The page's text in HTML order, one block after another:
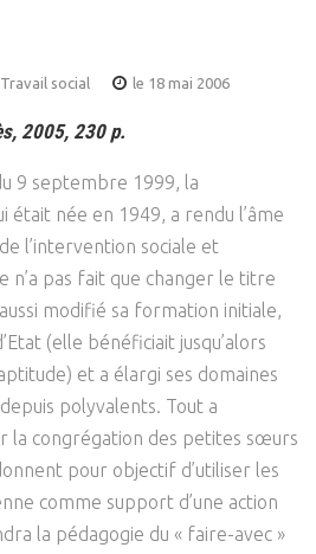
social le 18 mai 2006
2005, 230 p.
9 septembre 1999, la
était née en 1949, a rendu l’âme
l’intervention sociale et
pas fait que changer le titre
modifié sa formation initiale,
(elle bénéficiait jusqu’alors
et a élargi ses domaines
polyvalents. Tout a
la congrégation des petites sœurs
pour objectif d’utiliser les
comme support d’une action
la pédagogie du « faire-avec »